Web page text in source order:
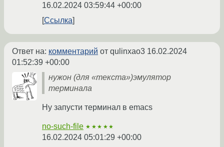
16.02.2024 03:59:44 +00:00
Ссылка
Ответ на: комментарий от qulinxao3 16.02.2024
01:52:39 +00:00
нужон (для «текста»)эмулятор
терминала
Ну запусти терминал в emacs
no-such-file ★★★★★
16.02.2024 05:01:29 +00:00